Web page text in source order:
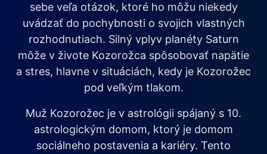
sebe veľa otázok, ktoré ho môžu niekedy
uvádzať do pochybnosti o svojich vlastných
rozhodnutiach. Silný vplyv planéty Saturn
môže v živote Kozorožca spôsobovať napätie
a stres, hlavne v situáciách, kedy je Kozorožec
pod veľkým tlakom.
Muž Kozorožec je v astrológii spájaný s 10.
astrologickým domom, ktorý je domom
sociálneho postavenia a kariéry. Tento